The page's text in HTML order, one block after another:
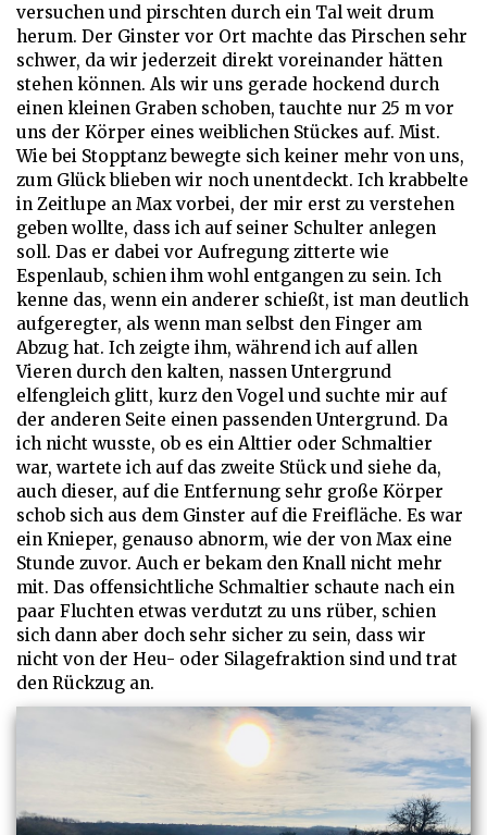
versuchen und pirschten durch ein Tal weit drum
herum. Der Ginster vor Ort machte das Pirschen sehr
schwer, da wir jederzeit direkt voreinander hätten
stehen können. Als wir uns gerade hockend durch
einen kleinen Graben schoben, tauchte nur 25 m vor
uns der Körper eines weiblichen Stückes auf. Mist.
Wie bei Stopptanz bewegte sich keiner mehr von uns,
zum Glück blieben wir noch unentdeckt. Ich krabbelte
in Zeitlupe an Max vorbei, der mir erst zu verstehen
geben wollte, dass ich auf seiner Schulter anlegen
soll. Das er dabei vor Aufregung zitterte wie
Espenlaub, schien ihm wohl entgangen zu sein. Ich
kenne das, wenn ein anderer schießt, ist man deutlich
aufgeregter, als wenn man selbst den Finger am
Abzug hat. Ich zeigte ihm, während ich auf allen
Vieren durch den kalten, nassen Untergrund
elfengleich glitt, kurz den Vogel und suchte mir auf
der anderen Seite einen passenden Untergrund. Da
ich nicht wusste, ob es ein Alttier oder Schmaltier
war, wartete ich auf das zweite Stück und siehe da,
auch dieser, auf die Entfernung sehr große Körper
schob sich aus dem Ginster auf die Freifläche. Es war
ein Knieper, genauso abnorm, wie der von Max eine
Stunde zuvor. Auch er bekam den Knall nicht mehr
mit. Das offensichtliche Schmaltier schaute nach ein
paar Fluchten etwas verdutzt zu uns rüber, schien
sich dann aber doch sehr sicher zu sein, dass wir
nicht von der Heu- oder Silagefraktion sind und trat
den Rückzug an.